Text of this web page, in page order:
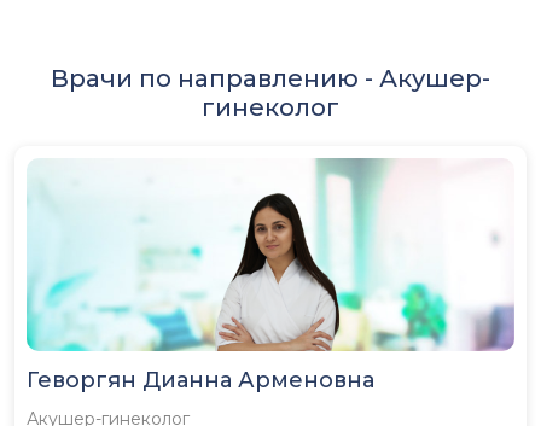
Врачи по направлению - Акушер-
гинеколог
Геворгян Дианна Арменовна
Акушер-гинеколог